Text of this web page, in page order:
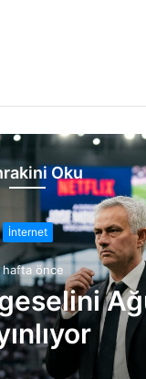
Oku
İnternet
hafta önce